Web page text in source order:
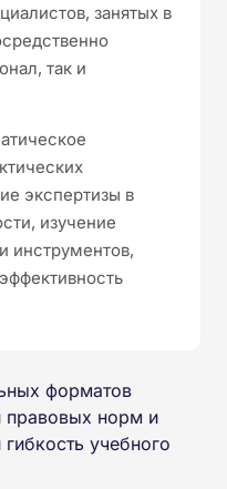
занятых в
так и
экспертизы в
изучение
инструментов,
форматов
правовых норм и
гибкость учебного